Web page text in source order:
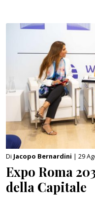
Di Jacopo Bernardini | 29
Expo Roma
della Capitale